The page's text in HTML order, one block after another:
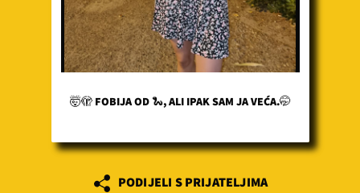
🤯🫣 FOBIJA OD 🐍, ALI IPAK SAM JA VEĆA.🤭
PODIJELI S PRIJATELJIMA